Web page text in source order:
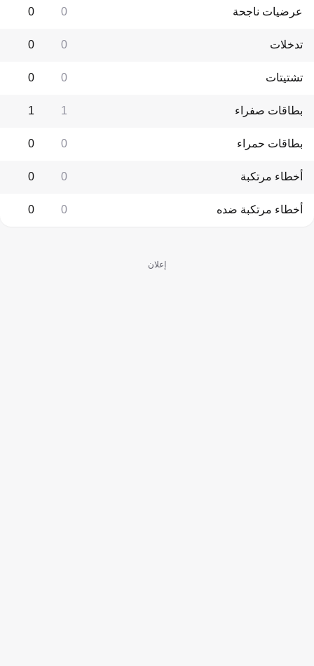
عرضيات ناجحة 0
0
تدخلات 0
0
تشتيتات 0
0
بطاقات صفراء 1
1
بطاقات حمراء 0
0
أخطاء مرتكبة 0
0
أخطاء مرتكبة ضده 0
0
إعلان